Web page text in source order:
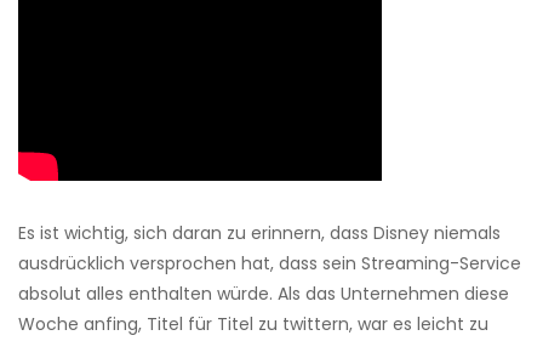
Es ist wichtig, sich daran zu erinnern, dass Disney niemals
ausdrücklich versprochen hat, dass sein Streaming-Service
absolut alles enthalten würde. Als das Unternehmen diese
Woche anfing, Titel für Titel zu twittern, war es leicht zu